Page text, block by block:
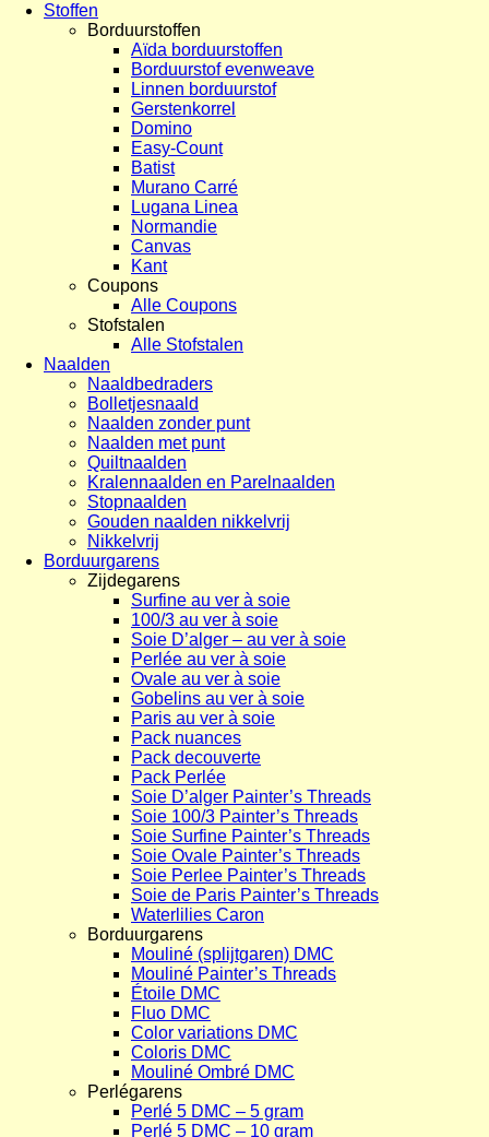
Stoffen
Borduurstoffen
Aïda borduurstoffen
Borduurstof evenweave
Linnen borduurstof
Gerstenkorrel
Domino
Easy-Count
Batist
Murano Carré
Lugana Linea
Normandie
Canvas
Kant
Coupons
Alle Coupons
Stofstalen
Alle Stofstalen
Naalden
Naaldbedraders
Bolletjesnaald
Naalden zonder punt
Naalden met punt
Quiltnaalden
Kralennaalden en Parelnaalden
Stopnaalden
Gouden naalden nikkelvrij
Nikkelvrij
Borduurgarens
Zijdegarens
Surfine au ver à soie
100/3 au ver à soie
Soie D’alger – au ver à soie
Perlée au ver à soie
Ovale au ver à soie
Gobelins au ver à soie
Paris au ver à soie
Pack nuances
Pack decouverte
Pack Perlée
Soie D’alger Painter’s Threads
Soie 100/3 Painter’s Threads
Soie Surfine Painter’s Threads
Soie Ovale Painter’s Threads
Soie Perlee Painter’s Threads
Soie de Paris Painter’s Threads
Waterlilies Caron
Borduurgarens
Mouliné (splijtgaren) DMC
Mouliné Painter’s Threads
Étoile DMC
Fluo DMC
Color variations DMC
Coloris DMC
Mouliné Ombré DMC
Perlégarens
Perlé 5 DMC – 5 gram
Perlé 5 DMC – 10 gram